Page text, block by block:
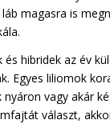
magasra is
hibridek az év
Egyes liliomok
vagy akár
választ,